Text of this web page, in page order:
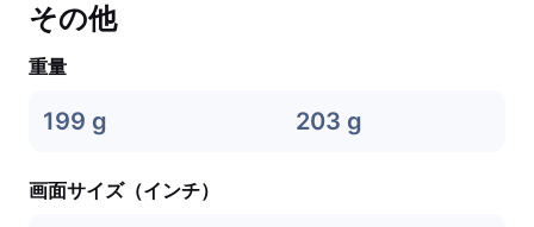
その他
重量
199 g 203 g
画面サイズ（インチ）